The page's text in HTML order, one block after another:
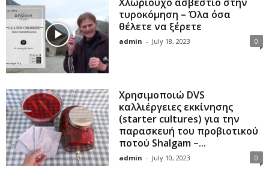
τυροκόμηση – Όλα όσα
θέλετε να ξέρετε
admin - July 18, 2023 0
Χρησιμοποιώ DVS
καλλιέργειες εκκίνησης
(starter cultures) για την
παρασκευή του προβιοτικού
ποτού Shalgam –...
admin - July 10, 2023 0